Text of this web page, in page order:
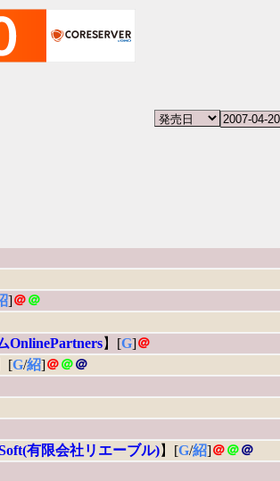
]＠＠
OnlinePartners】[G]＠
[G/紹]＠＠＠
有限会社リエーブル)】[G/紹]＠＠＠